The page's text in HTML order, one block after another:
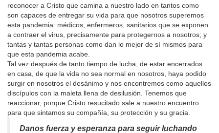
reconocer a Cristo que camina a nuestro lado en tantos como
son capaces de entregar su vida para que nosotros superemos
esta pandemia: médicos, enfermeros, sanitarios que se exponen
a contraer el virus, precisamente para protegernos a nosotros; y
tantas y tantas personas como dan lo mejor de sí mismos para
que esta pandemia acabe.
Tal vez después de tanto tiempo de lucha, de estar encerrados
en casa, de que la vida no sea normal en nosotros, haya podido
surgir en nosotros el desánimo y nos encontremos como aquellos
discípulos con la maleta llena de desilusión. Tenemos que
reaccionar, porque Cristo resucitado sale a nuestro encuentro
para que sintamos su compañía, su protección y su gracia.
Danos fuerza y esperanza para seguir luchando